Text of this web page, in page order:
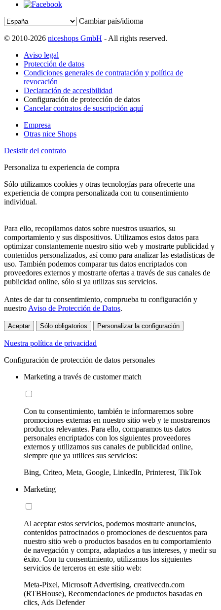
Cambiar país/idioma
© 2010-2026 niceshops GmbH - All rights reserved.
Aviso legal
Protección de datos
Condiciones generales de contratación y política de
revocación
Declaración de accesibilidad
Configuración de protección de datos
Cancelar contratos de suscripción aquí
Empresa
Otras nice Shops
Desistir del contrato
Personaliza tu experiencia de compra
Sólo utilizamos cookies y otras tecnologías para ofrecerte una
experiencia de compra personalizada con tu consentimiento
individual.
Para ello, recopilamos datos sobre nuestros usuarios, su
comportamiento y sus dispositivos. Utilizamos estos datos para
optimizar constantemente nuestro sitio web y mostrarte publicidad y
contenidos personalizados, así como para analizar las estadísticas de
uso. También podemos comparar tus datos encriptados con
proveedores externos y mostrarte ofertas a través de sus canales de
publicidad online, sólo si ya utilizas sus servicios.
Antes de dar tu consentimiento, comprueba tu configuración y
nuestro Aviso de Protección de Datos.
Aceptar Sólo obligatorios Personalizar la configuración
Nuestra política de privacidad
Configuración de protección de datos personales
Marketing a través de customer match
Con tu consentimiento, también te informaremos sobre
promociones externas en nuestro sitio web y te mostraremos
productos relevantes. Para ello, comparamos tus datos
personales encriptados con los siguientes proveedores
externos y utilizamos sus canales de publicidad online,
siempre que ya utilices sus servicios:
Bing, Criteo, Meta, Google, LinkedIn, Printerest, TikTok
Marketing
Al aceptar estos servicios, podemos mostrarte anuncios,
contenidos patrocinados o promociones de descuentos para
nuestro sitio web o productos basados en tu comportamiento
de navegación y compra, adaptados a tus intereses, y medir su
éxito. Con tu consentimiento, utilizamos los siguientes
servicios de terceros en este sitio web:
Meta-Pixel, Microsoft Advertising, creativecdn.com
(RTBHouse), Recomendaciones de productos basadas en
clics, Ads Defender